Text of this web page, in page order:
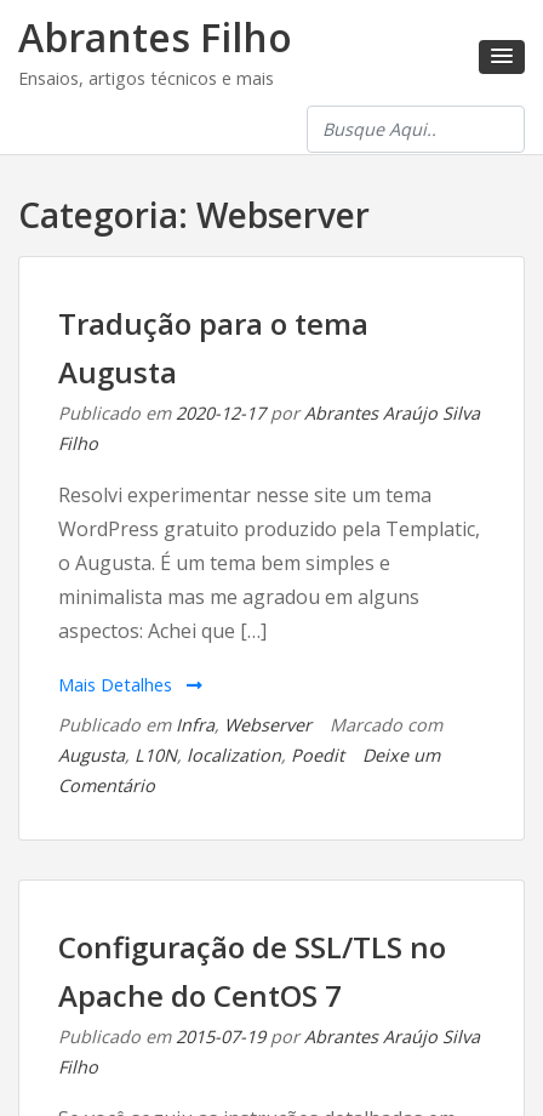
Abrantes Filho
Ensaios, artigos técnicos e mais
Categoria: Webserver
Tradução para o tema
Augusta
Publicado em2020-12-17porAbrantes Araújo Silva
Filho
Resolvi experimentar nesse site um tema
WordPress gratuito produzido pela Templatic,
o Augusta. É um tema bem simples e
minimalista mas me agradou em alguns
aspectos: Achei que […]
Mais Detalhes
Publicado em Infra, Webserver
Marcado com
Augusta, L10N, localization, Poedit
Deixe um
Comentárioem
para
o
Augusta
Configuração de SSL/TLS no
Apache do CentOS 7
Publicado em2015-07-19porAbrantes Araújo Silva
Filho